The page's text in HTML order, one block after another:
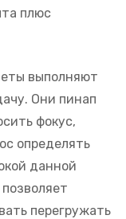
плюс
выполняют
Они пинап
фокус,
определять
данной
перегружать